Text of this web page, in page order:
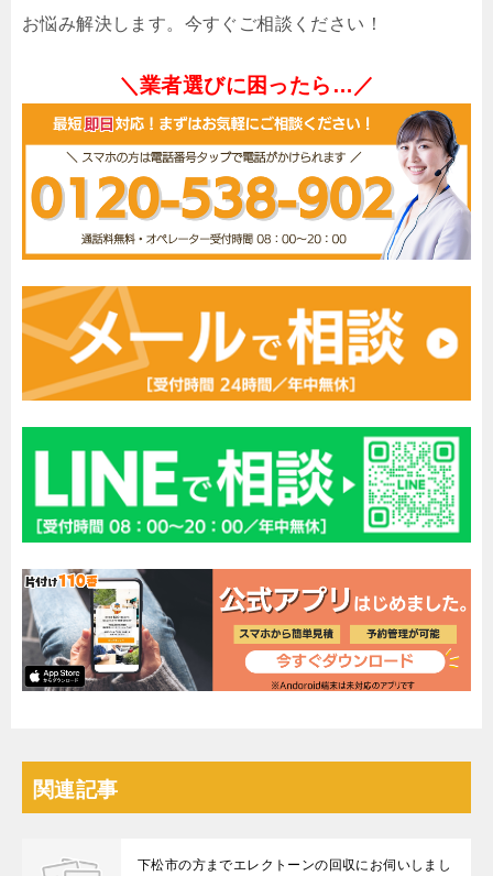
お悩み解決します。今すぐご相談ください！
＼業者選びに困ったら…／
関連記事
下松市の方までエレクトーンの回収にお伺いしまし